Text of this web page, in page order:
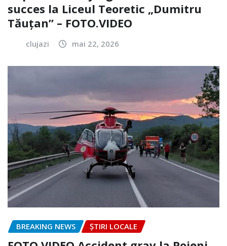
succes la Liceul Teoretic „Dumitru
Tăuțan” – FOTO.VIDEO
clujazi mai 22, 2026
BREAKING NEWS ȘTIRI LOCALE